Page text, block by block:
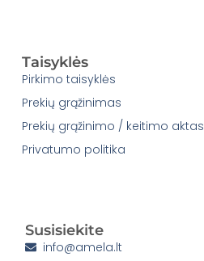
Taisyklės
Pirkimo taisyklės
Prekių grąžinimas
Prekių grąžinimo / keitimo aktas
Privatumo politika
Susisiekite
info@amela.lt